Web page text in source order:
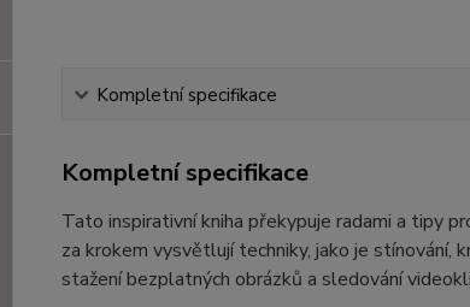
Kompletní specifikace
Kompletní specifikace
Tato inspirativní kniha překypuje radami a tipy
za krokem vysvětlují techniky, jako je stínování,
stažení bezplatných obrázků a sledování